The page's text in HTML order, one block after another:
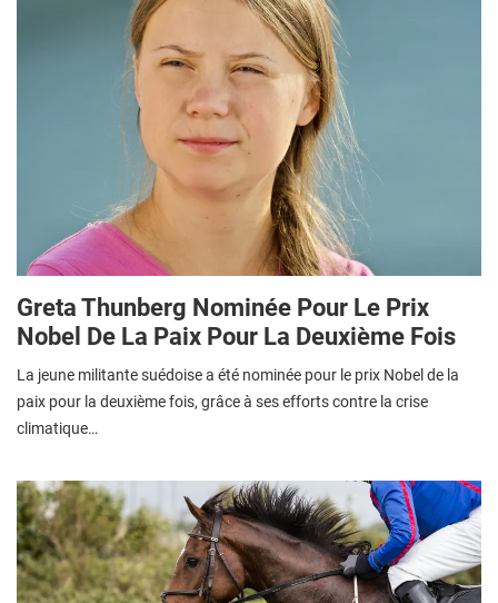
Greta Thunberg Nominée Pour Le Prix
Nobel De La Paix Pour La Deuxième Fois
La jeune militante suédoise a été nominée pour le prix Nobel de la
paix pour la deuxième fois, grâce à ses efforts contre la crise
climatique…